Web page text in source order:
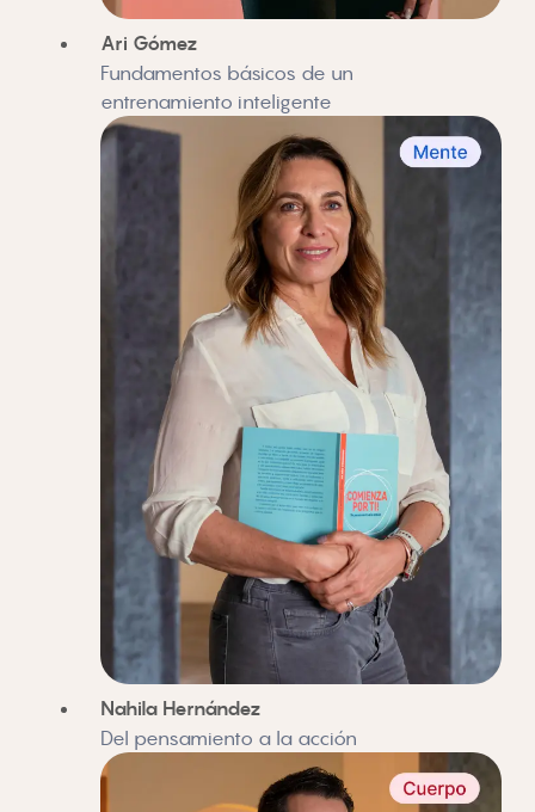
Ari Gómez
Fundamentos básicos de un
entrenamiento inteligente
Nahila Hernández
Del pensamiento a la acción